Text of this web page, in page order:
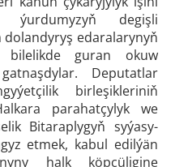
ýurdumyzyň degişli
edaralarynyň
bilelikde guran okuw
Deputatlar
birleşikleriniň
parahatçylyk we
Bitaraplygyň syýasy-
etmek, kabul edilýän
halk köpçüligine